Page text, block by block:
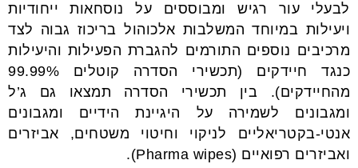
לבעלי עור רגיש ומבוססים על נוסחאות ייחודיות
ויעילות במיוחד המשלבות אלכוהול בריכוז גבוה לצד
מרכיבים נוספים התורמים להגברת הפעילות והיעילות
כנגד חיידקים (תכשירי הסדרה קוטלים 99.99%
מהחיידקים). בין תכשירי הסדרה תמצאו גם ג’ל
ומגבונים לשמירה על היגיינת הידיים ומגבונים
אנטי-בקטריאליים לניקוי וחיטוי משטחים, אביזרים
ואביזרים רפואיים (Pharma wipes).